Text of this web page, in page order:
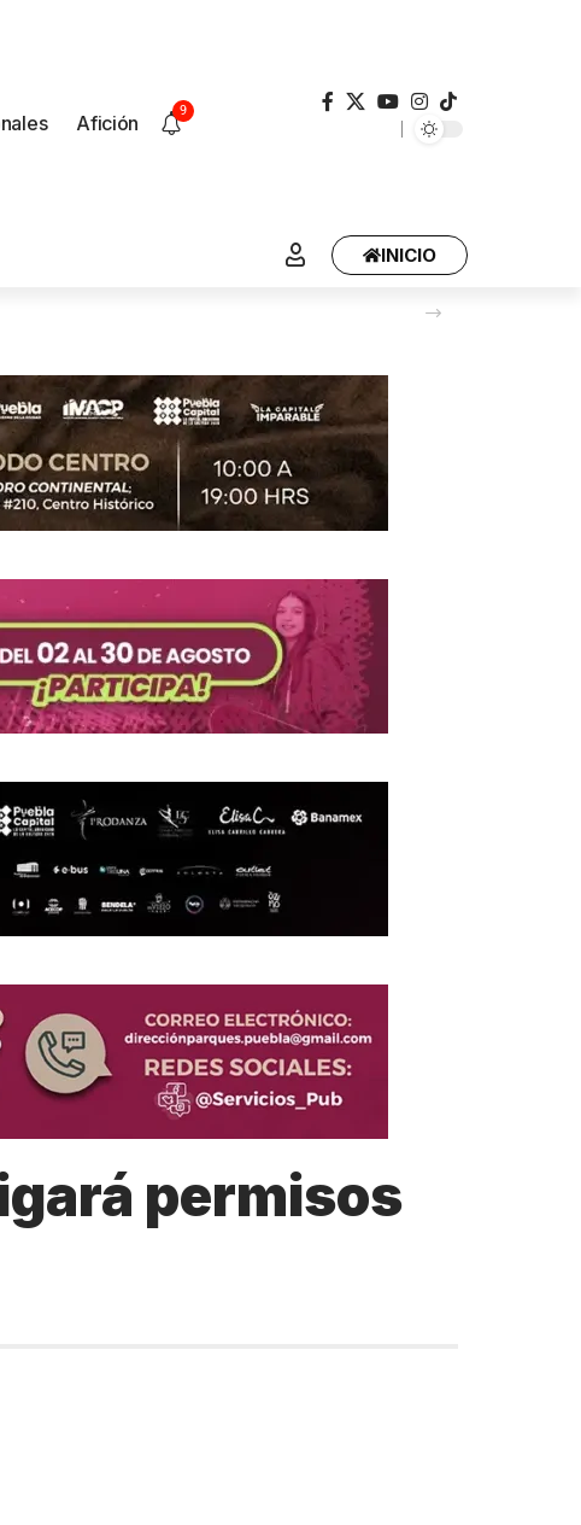
Afición
9
INICIO
permisos